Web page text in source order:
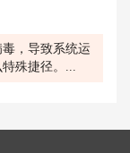
，导致系统运
殊捷径。...